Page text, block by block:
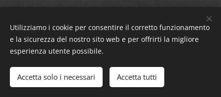
Sm!leFra84 ®
Cookies
Utilizziamo i cookie per consentire il corretto funzionamento
e la sicurezza del nostro sito web e per offrirti la migliore
esperienza utente possibile.
Accetta solo i necessari Accetta tutti